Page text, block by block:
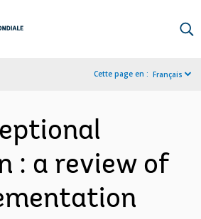
Cette page en : Français
: a review of